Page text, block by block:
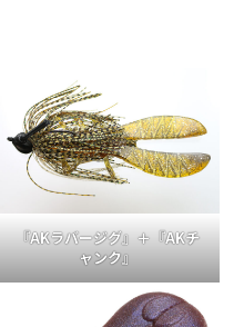
『AKラバージグ』＋『AKチ
ャンク』